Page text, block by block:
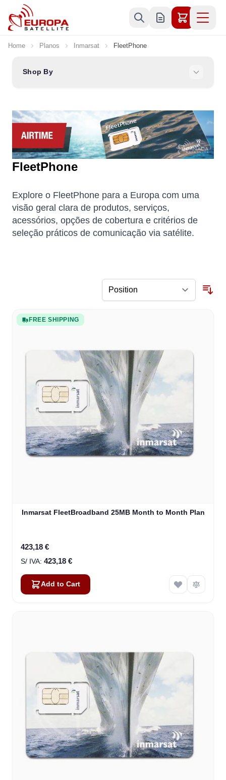
Skip to Content
Home Planos Inmarsat FleetPhone
Shop By
FleetPhone
Explore o FleetPhone para a Europa com uma
visão geral clara de produtos, serviços,
acessórios, opções de cobertura e critérios de
seleção práticos de comunicação via satélite.
FREE SHIPPING
Inmarsat FleetBroadband 25MB Month to Month Plan
423,18 €
423,18 €
Add to Cart